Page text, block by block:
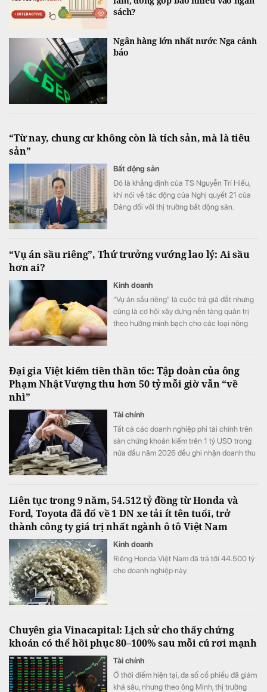
sách?
Ngân hàng lớn nhất nước Nga cảnh
báo
“Từ nay, chung cư không còn là tích sản, mà là tiêu
sản”
Bất động sản
Đó là khẳng định của TS Nguyễn Trí Hiếu,
khi nói về tác động của Nghị quyết 21 của
Đảng đối với thị trường bất động sản.
“Vụ án sầu riêng”, Thứ trưởng vướng lao lý: Ai sầu
hơn ai?
Kinh doanh
“Vụ án sầu riêng” là cuộc trả giá đắt nhưng
cũng là cơ hội xây dựng nền tảng quản trị
theo hướng minh bạch cho các loại nông
Đại gia Việt kiếm tiền thần tốc: Tập đoàn của ông
Phạm Nhật Vượng thu hơn 50 tỷ mỗi giờ vẫn “về
nhì”
Tài chính
Tất cả các doanh nghiệp phi tài chính trên
sàn chứng khoán kiếm trên 1 tỷ USD trong
nửa đầu năm 2026 đều ghi nhận doanh thu
Liên tục trong 9 năm, 54.512 tỷ đồng từ Honda và
Ford, Toyota đã đổ về 1 DN xe tải ít tên tuổi, trở
thành công ty giá trị nhất ngành ô tô Việt Nam
Kinh doanh
Riêng Honda Việt Nam đã trả tới 44.500 tỷ
cho doanh nghiệp này.
Chuyên gia Vinacapital: Lịch sử cho thấy chứng
khoán có thể hồi phục 80–100% sau mỗi cú rơi mạnh
Tài chính
Ở thời điểm hiện tại, đa số cổ phiếu đã giảm
khá sâu, nhưng theo ông Minh, thị trường